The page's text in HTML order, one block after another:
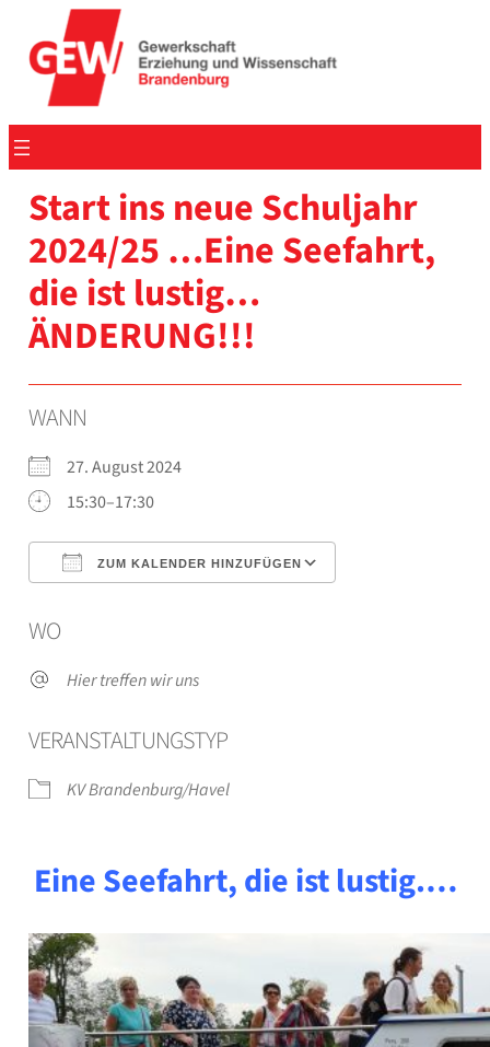
Inhalt
springen
Start ins neue Schul­jahr
2024/25 …Eine See­fahrt,
die ist lustig…
ÄNDERUNG!!!
WANN
27. August 2024
15:30–17:30
ZUM KALENDER HINZUFÜGEN
WO
Hier tref­fen wir uns
VER­AN­STAL­TUNGS­TYP
KV Brandenburg/Havel
Eine See­fahrt, die ist lus­tig.…